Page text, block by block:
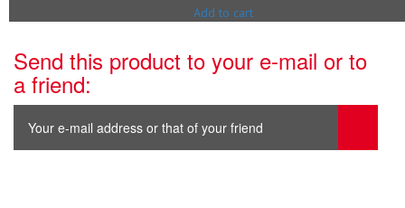
Add to cart
Send this product to your e-mail or to
a friend: